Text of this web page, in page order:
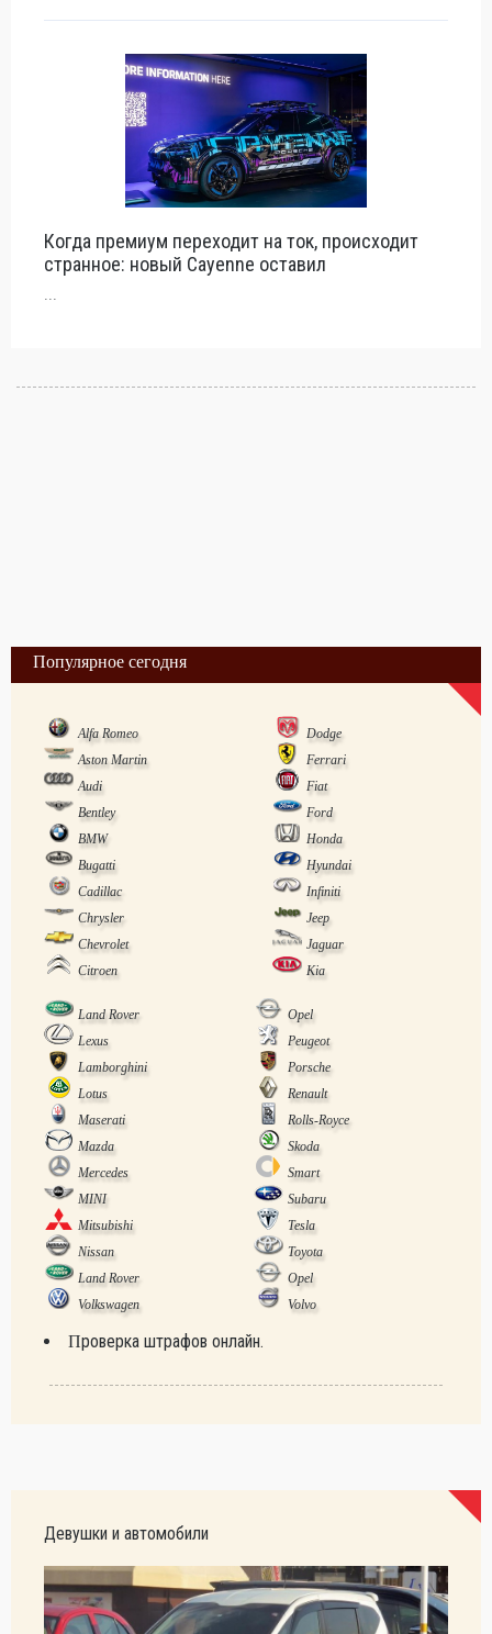
Когда премиум переходит на ток, происходит
странное: новый Cayenne оставил
...
Популярное сегодня
Alfa Romeo
Dodge
Aston Martin
Ferrari
Audi
Fiat
Bentley
Ford
BMW
Honda
Bugatti
Hyundai
Cadillac
Infiniti
Chrysler
Jeep
Chevrolet
Jaguar
Citroen
Kia
Land Rover
Opel
Lexus
Peugeot
Lamborghini
Porsche
Lotus
Renault
Maserati
Rolls-Royce
Mazda
Skoda
Mercedes
Smart
MINI
Subaru
Mitsubishi
Tesla
Nissan
Toyota
Land Rover
Opel
Volkswagen
Volvo
Проверка штрафов онлайн.
Девушки и автомобили